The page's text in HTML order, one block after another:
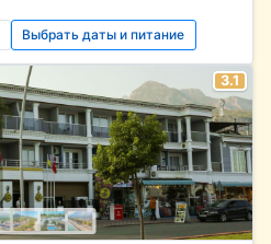
Выбрать даты и питание
3.1